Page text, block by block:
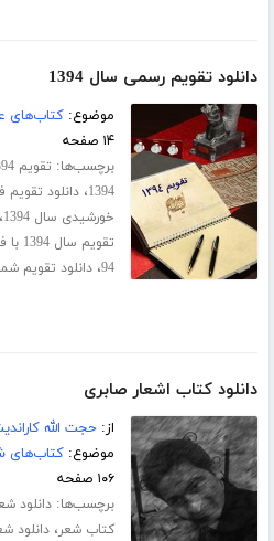
دانلود تقویم رسمی سال 1394
موضوع:کتاب‌های
۱۴ صفحه
برچسب‌ها: تقویم 1394
1394،دانلود تقویم
خورشیدی سال 1394
تقویم سال 1394 با فرمت پی دی اف
94،دانلود تقویم
دانلود کتاب اشعار صابری
از:حجت الله
موضوع:کتاب‌های
۱۰۶ صفحه
برچسب‌ها:دانلود
کتاب شعر،دانلود